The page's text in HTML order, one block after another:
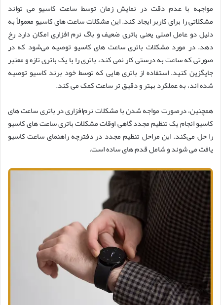
مواجهه با عدم دقت در نمایش زمان توسط ساعت کاسیو می‌ تواند
مشکلاتی را برای کاربر ایجاد کند. این مشکلات ساعت های کاسیو معمولاً به
دلیل دو عامل اصلی یعنی باتری ضعیف و باگ نرم ‌افزاری امکان دارد رخ
دهد. در مورد مشکلات باتری ساعت های کاسیو توصیه می‌شود که در
صورتی که ساعت به درستی کار نمی ‌کند، باتری را با یک باتری تازه و معتبر
جایگزین کنید. استفاده از باتری‌ هایی که توسط خود برند کاسیو توصیه
شده‌ اند، به عملکرد بهتر و دقیق ‌تر ساعت کمک می‌ کند.
همچنین، درصورت مواجه شدن با مشکلات نرم‌افزاری در باتری ساعت های
کاسیو انجام یک تنظیم مجدد گاهی اوقات مشکلات باتری ساعت های کاسیو
را حل می‌کند. این مراحل تنظیم مجدد در دفترچه راهنمای ساعت کاسیو
یافت می‌ شوند و شامل قدم ‌های ساده است.